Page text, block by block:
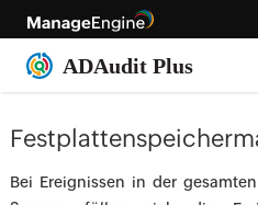
Bei Ereignissen in der